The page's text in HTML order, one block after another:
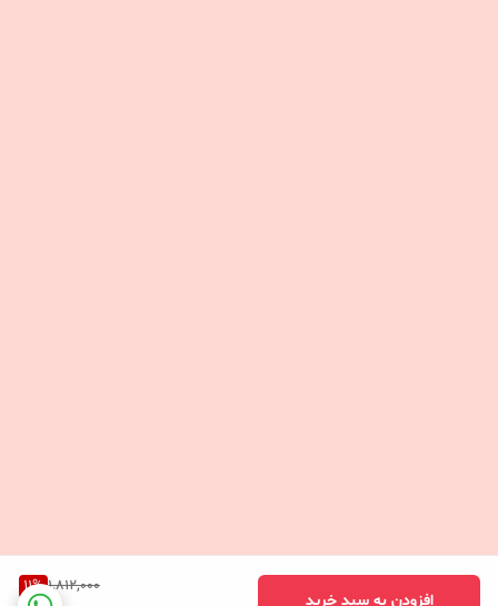
1,812,000
11%
افزودن به سبد خرید